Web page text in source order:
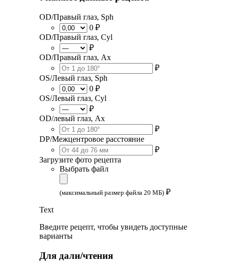
OD/Правый глаз, Sph
0 ₽
OD/Правый глаз, Cyl
₽
OD/Правый глаз, Ax
₽
OS/Левый глаз, Sph
0 ₽
OS/Левый глаз, Cyl
₽
OD/левый глаз, Ax
₽
DP/Межцентровое расстояние
₽
Загрузите фото рецепта
Выбрать файл
(максимальный размер файла 20 МБ) ₽
Text
Введите рецепт, чтобы увидеть доступные
варианты
Для дали/чтения